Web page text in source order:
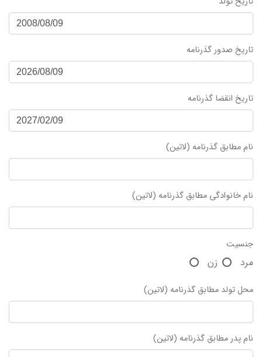
تاریخ صدور گذرنامه
تاریخ انقضا گذرنامه
نام مطابق گذرنامه (لاتین)
نام خانوادگی مطابق گذرنامه (لاتین)
جنسیت
مرد زن
محل تولد مطابق گذرنامه (لاتین)
نام پدر مطابق گذرنامه (لاتین)